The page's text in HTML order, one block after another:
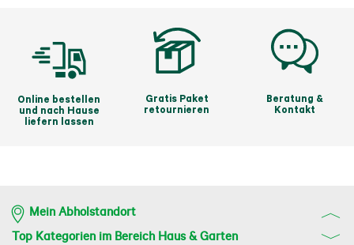
Online bestellen
und nach Hause
liefern lassen
Gratis Paket
retournieren
Beratung &
Kontakt
Mein Abholstandort
Top Kategorien im Bereich Haus & Garten